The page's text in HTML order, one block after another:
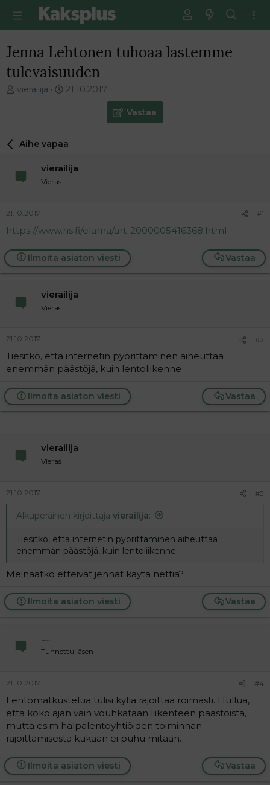
Jenna Lehtonen tuhoaa lastemme
tulevaisuuden
V
e
t
n
a
o
i
t
a
j
vierailija
E
m
i
i
s
t
i
21.10.2017
Vastaa
Aihe vapaa
vierailija
Vieras
21.10.2017 #1
https://www.hs.fi/elama/art-2000005416368.html
Vastaa
Ilmoita asiaton viesti
vierailija
Vieras
21.10.2017 #2
Tiesitkö, että internetin pyörittäminen aiheuttaa
enemmän päästöjä, kuin lentoliikenne
Vastaa
Ilmoita asiaton viesti
vierailija
Vieras
21.10.2017 #3
Alkuperäinen kirjoittaja vierailija:
Tiesitkö, että internetin pyörittäminen aiheuttaa
enemmän päästöjä, kuin lentoliikenne
Meinaatko etteivät jennat käytä nettiä?
Vastaa
Ilmoita asiaton viesti
.....
Tunnettu jäsen
21.10.2017 #4
Lentomatkustelua tulisi kyllä rajoittaa roimasti. Hullua,
että koko ajan vain vouhkataan liikenteen päästöistä,
mutta esim halpalentoyhtiöiden toiminnan
rajoittamisesta kukaan ei puhu mitään.
Vastaa
Ilmoita asiaton viesti